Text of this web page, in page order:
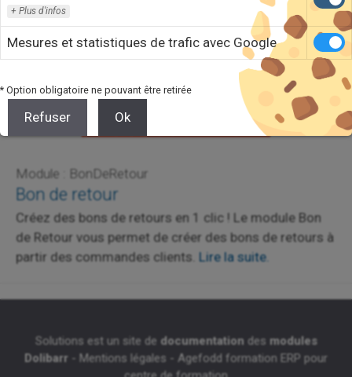
Module : BonDeRetour
Bon de retour
Créez des bons de retours en 1 clic ! Le module Bon
de Retour vous permet de créer des bons de retours à
partir des commandes clients. Lire la suite.
Solutions est un site de documentationdes modules
Dolibarr - Mentions légales - Agefodd formation ERP pour
Plus d'infos
Mesures et statistiques de trafic avec Google
* Option obligatoire ne pouvant être retirée
Refuser Ok